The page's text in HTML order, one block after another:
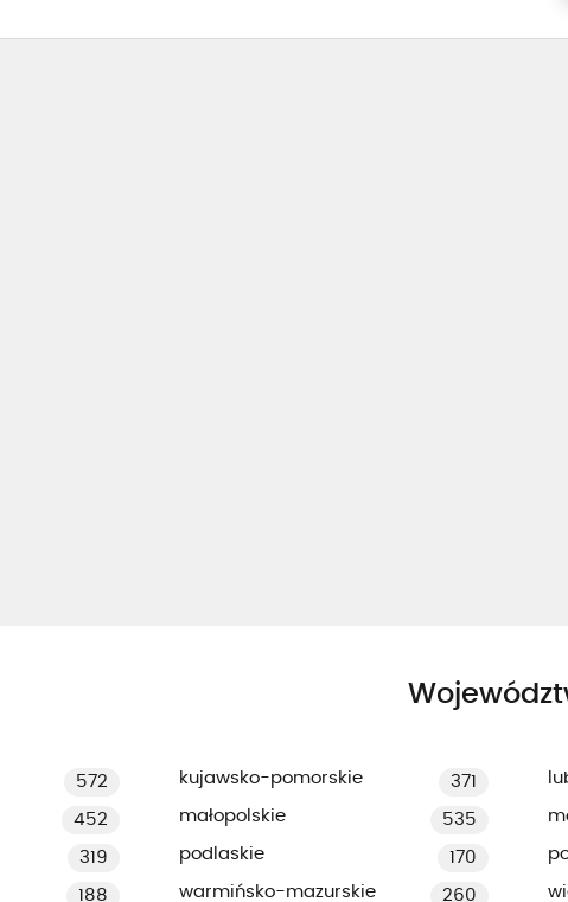
572 kujawsko-pomorskie 371
452 małopolskie 535
319 podlaskie 170
188 warmińsko-mazurskie 260